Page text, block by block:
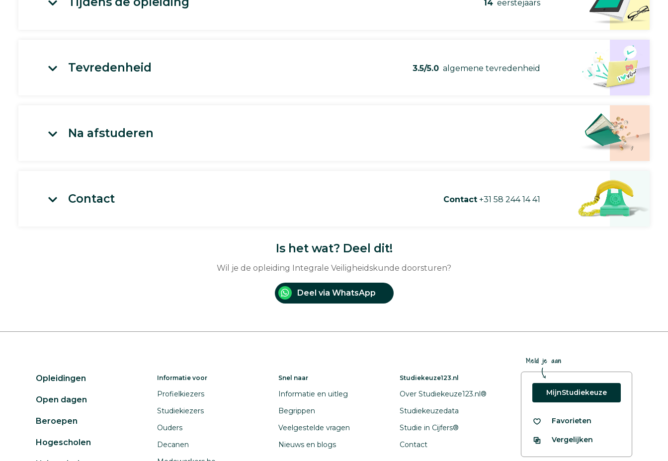
14 eerstejaars
Tevredenheid 3.5/5.0 algemene tevredenheid
Na afstuderen
Contact Contact +31 58 244 14 41
Is het wat? Deel dit!
Wil je de opleiding Integrale Veiligheidskunde doorsturen?
Deel via WhatsApp
Opleidingen
Open dagen
Beroepen
Hogescholen
Informatie voor
Profielkiezers
Studiekiezers
Ouders
Decanen
Snel naar
Informatie en uitleg
Begrippen
Veelgestelde vragen
Nieuws en blogs
Studiekeuze123.nl
Over Studiekeuze123.nl®
Studiekeuzedata
Studie in Cijfers®
Contact
Meld je aan
MijnStudiekeuze
Favorieten
Vergelijken